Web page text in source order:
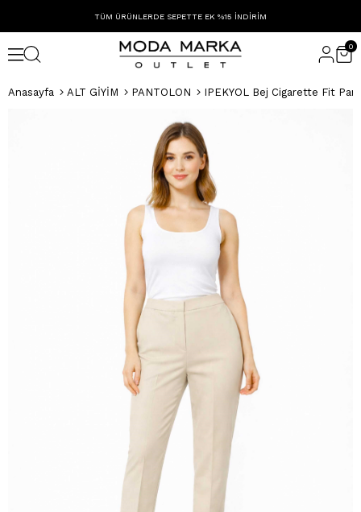
TÜM ÜRÜNLERDE SEPETTE EK %15 İNDİRİM
0
Anasayfa ALT GİYİM PANTOLON IPEKYOL Bej Cigarette Fit